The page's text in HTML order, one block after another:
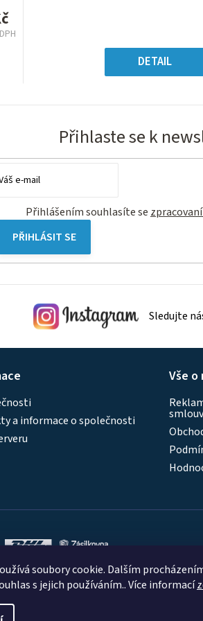
soubory cookie. Dalším
s jejich používáním.. Více informací
5
hvězdiček.
DETAIL
Přihlaste se k
Přihlášením souhlasíte se
PŘIHLÁSIT SE
Sledujte
a informace o společnosti
Vše o